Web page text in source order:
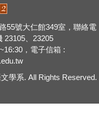
55號大仁館349室，聯絡電
23105、23205
，電子信箱 :
學系. All Rights Reserved.